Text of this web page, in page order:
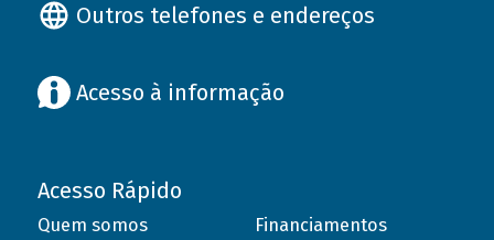
Outros telefones e endereços
Acesso à informação
Acesso Rápido
Quem somos
Financiamentos